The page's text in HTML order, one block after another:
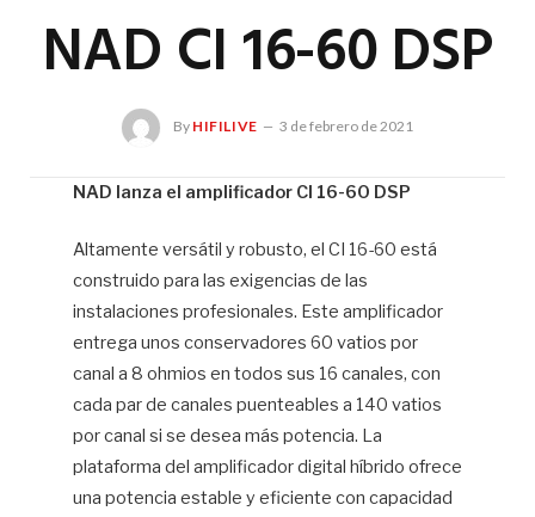
NAD CI 16-60 DSP
By HIFILIVE 3 de febrero de 2021
NAD lanza el amplificador CI 16-60 DSP
Altamente versátil y robusto, el CI 16-60 está
construido para las exigencias de las
instalaciones profesionales. Este amplificador
entrega unos conservadores 60 vatios por
canal a 8 ohmios en todos sus 16 canales, con
cada par de canales puenteables a 140 vatios
por canal si se desea más potencia. La
plataforma del amplificador digital híbrido ofrece
una potencia estable y eficiente con capacidad